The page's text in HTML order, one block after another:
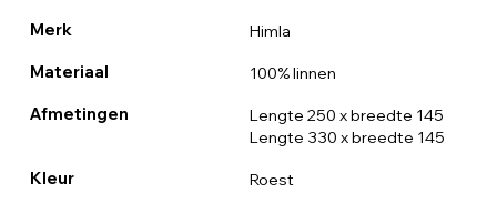
Merk Himla
Materiaal 100% linnen
Afmetingen
Lengte 250 x breedte 145
Lengte 330 x breedte 145
Kleur Roest